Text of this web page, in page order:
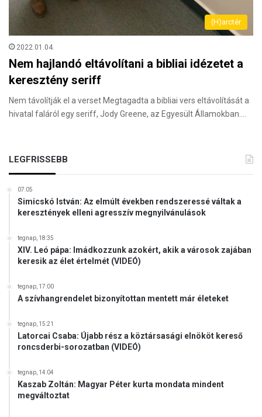
(H)arctér
2022.01.04.
Nem hajlandó eltávolítani a bibliai idézetet a
keresztény seriff
Nem távolítják el a verset Megtagadta a bibliai vers eltávolítását a
hivatal faláról egy seriff, Jody Greene, az Egyesült Államokban.…
LEGFRISSEBB
07:05
Simicskó István: Az elmúlt években rendszeressé váltak a
keresztények elleni agresszív megnyilvánulások
tegnap, 18:35
XIV. Leó pápa: Imádkozzunk azokért, akik a városok zajában
keresik az élet értelmét (VIDEÓ)
tegnap, 17:00
A szívhangrendelet bizonyítottan mentett már életeket
tegnap, 15:21
Latorcai Csaba: Újabb rész a köztársasági elnököt kereső
roncsderbi-sorozatban (VIDEÓ)
tegnap, 14:04
Kaszab Zoltán: Magyar Péter kurta mondata mindent
megváltoztat